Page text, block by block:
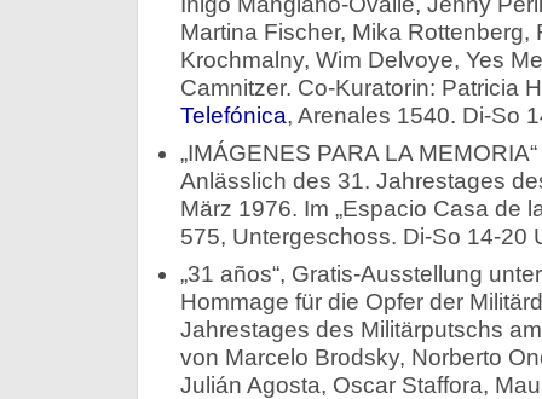
Martina Fischer, Mika Rottenberg,
Krochmalny, Wim Delvoye, Yes
Camnitzer. Co-Kuratorin: Patricia
Telefónica, Arenales 1540. Di-So
„IMÁGENES PARA LA
Anlässlich des 31. Jahrestages
März 1976. Im „Espacio Casa de
575, Untergeschoss. Di-So 14-20
„31 años“, Gratis-Ausstellung
Hommage für die Opfer der
Jahrestages des Militärputschs
von Marcelo Brodsky, Norberto
Julián Agosta, Oscar Staffora,